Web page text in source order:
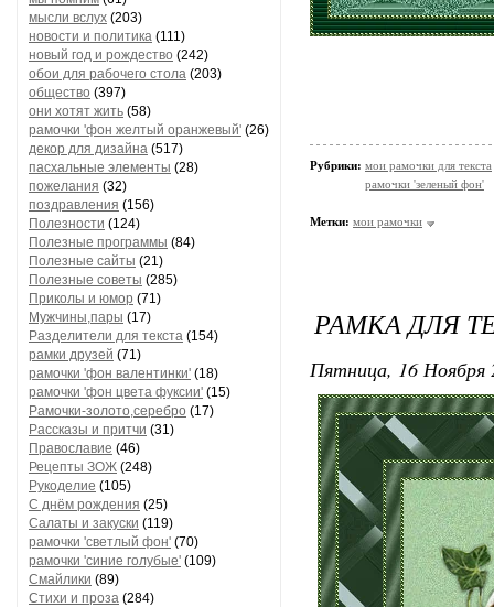
мысли вслух (203)
новости и политика (111)
новый год и рождество (242)
обои для рабочего стола (203)
общество (397)
они хотят жить (58)
рамочки 'фон желтый оранжевый' (26)
декор для дизайна (517)
пасхальные элементы (28)
пожелания (32)
поздравления (156)
Полезности (124)
Полезные программы (84)
Полезные сайты (21)
Полезные советы (285)
Приколы и юмор (71)
Мужчины,пары (17)
Разделители для текста (154)
рамки друзей (71)
рамочки 'фон валентинки' (18)
рамочки 'фон цвета фуксии' (15)
Рамочки-золото,серебро (17)
Рассказы и притчи (31)
Православие (46)
Рецепты ЗОЖ (248)
Рукоделие (105)
С днём рождения (25)
Салаты и закуски (119)
рамочки 'светлый фон' (70)
рамочки 'синие голубые' (109)
Смайлики (89)
Стихи и проза (284)
Рубрики: мои рамочки для текста
рамочки 'зеленый фон'
Метки: мои рамочки
РАМКА ДЛЯ
Пятница, 16 Ноября